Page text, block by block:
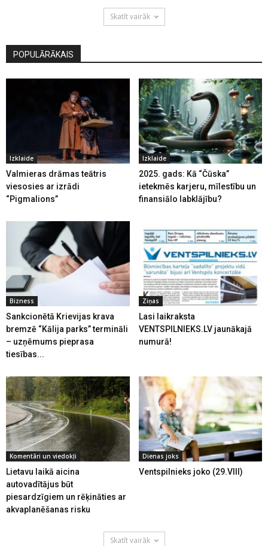
Skatīt vairāk
POPULĀRĀKAIS
Izklaide
Valmieras drāmas teātris
viesosies ar izrādi
“Pigmalions”
Izklaide
2025. gads: Kā “Čūska”
ietekmēs karjeru, mīlestību un
finansiālo labklājību?
Bizness
Sankcionētā Krievijas krava
bremzē “Kālija parks” termināli
– uzņēmums pieprasa
tiesības...
Ziņas
Lasi laikraksta
VENTSPILNIEKS.LV jaunākajā
numurā!
Komentāri un viedokļi
Lietavu laikā aicina
autovadītājus būt
piesardzīgiem un rēķināties ar
akvaplanēšanas risku
Dienas joks
Ventspilnieks joko (29.VIII)
Skatīt vairāk